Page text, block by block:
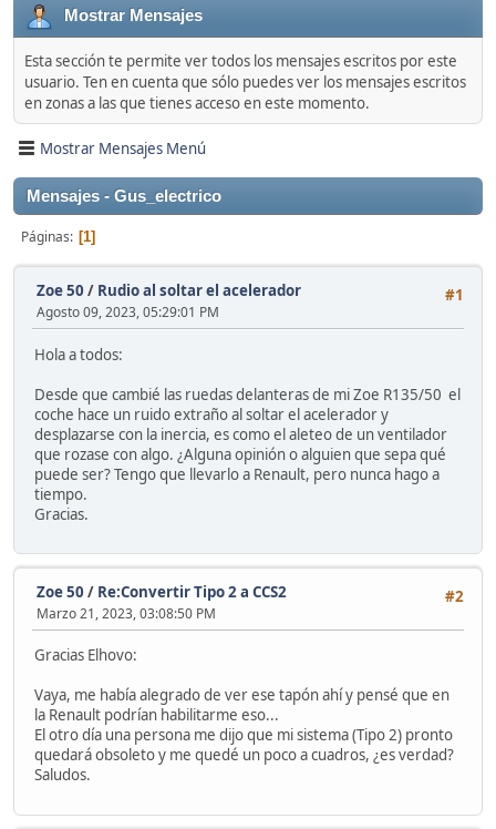
Mostrar Mensajes
Esta sección te permite ver todos los mensajes escritos por este
usuario. Ten en cuenta que sólo puedes ver los mensajes escritos
en zonas a las que tienes acceso en este momento.
Mostrar Mensajes Menú
Mensajes - Gus_electrico
Páginas 1
#1
Zoe 50 / Rudio al soltar el acelerador
Agosto 09, 2023, 05:29:01 PM
Hola a todos:
Desde que cambié las ruedas delanteras de mi Zoe R135/50 el
coche hace un ruido extraño al soltar el acelerador y
desplazarse con la inercia, es como el aleteo de un ventilador
que rozase con algo. ¿Alguna opinión o alguien que sepa qué
puede ser? Tengo que llevarlo a Renault, pero nunca hago a
tiempo.
Gracias.
#2
Zoe 50 / Re:Convertir Tipo 2 a CCS2
Marzo 21, 2023, 03:08:50 PM
Gracias Elhovo:
Vaya, me había alegrado de ver ese tapón ahí y pensé que en
la Renault podrían habilitarme eso...
El otro día una persona me dijo que mi sistema (Tipo 2) pronto
quedará obsoleto y me quedé un poco a cuadros, ¿es verdad?
Saludos.